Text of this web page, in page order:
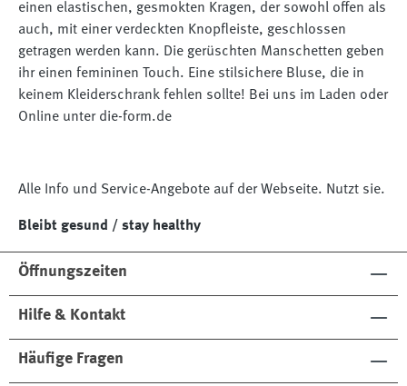
einen elastischen, gesmokten Kragen, der sowohl offen als
auch, mit einer verdeckten Knopfleiste, geschlossen
getragen werden kann. Die gerüschten Manschetten geben
ihr einen femininen Touch. Eine stilsichere Bluse, die in
keinem Kleiderschrank fehlen sollte! Bei uns im Laden oder
Online unter die-form.de
Alle Info und Service-Angebote auf der Webseite. Nutzt sie.
Bleibt gesund / stay healthy
Öffnungszeiten
Hilfe & Kontakt
Häufige Fragen